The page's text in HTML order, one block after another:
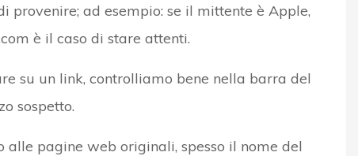
provenire; ad esempio: se il mittente è Apple,
è il caso di stare attenti.
su un link, controlliamo bene nella barra del
sospetto.
pagine web originali, spesso il nome del